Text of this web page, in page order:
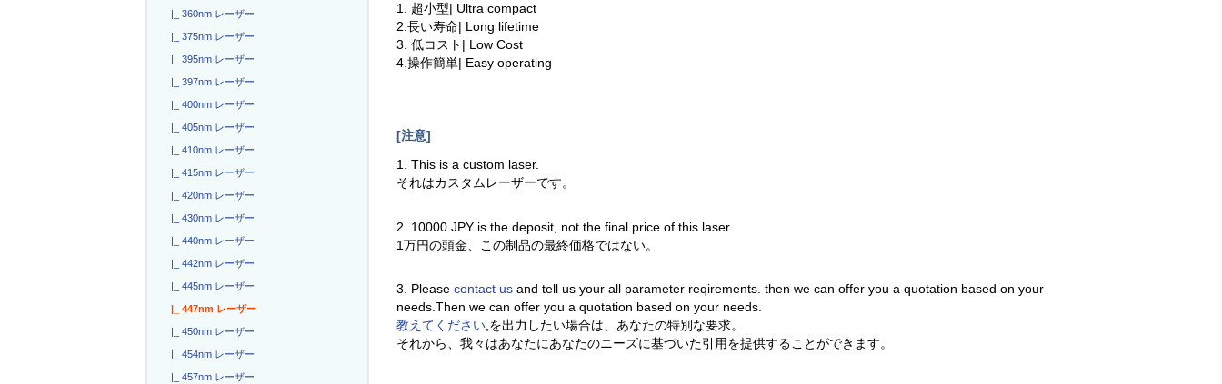
|_ 360nm レーザー
|_ 375nm レーザー
|_ 395nm レーザー
|_ 397nm レーザー
|_ 400nm レーザー
|_ 405nm レーザー
|_ 410nm レーザー
|_ 415nm レーザー
|_ 420nm レーザー
|_ 430nm レーザー
|_ 440nm レーザー
|_ 442nm レーザー
|_ 445nm レーザー
|_ 447nm レーザー
|_ 450nm レーザー
|_ 454nm レーザー
|_ 457nm レーザー
1. 超小型| Ultra compact
2.長い寿命| Long lifetime
3. 低コスト| Low Cost
4.操作簡単| Easy operating
[注意]
1. This is a custom laser.
それはカスタムレーザーです。
2. 10000 JPY is the deposit, not the final price of this laser.
1万円の頭金、この制品の最終価格ではない。
3. Pleasecontact usand tell us your all parameter reqirements. then we can offer you a quotation based on your
needs.Then we can offer you a quotation based on your needs.
教えてください,を出力したい場合は、あなたの特別な要求。
それから、我々はあなたにあなたのニーズに基づいた引用を提供することができます。